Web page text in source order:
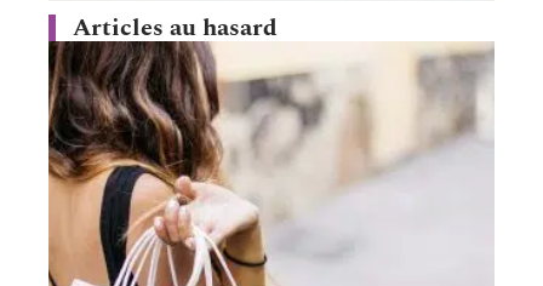
Articles au hasard